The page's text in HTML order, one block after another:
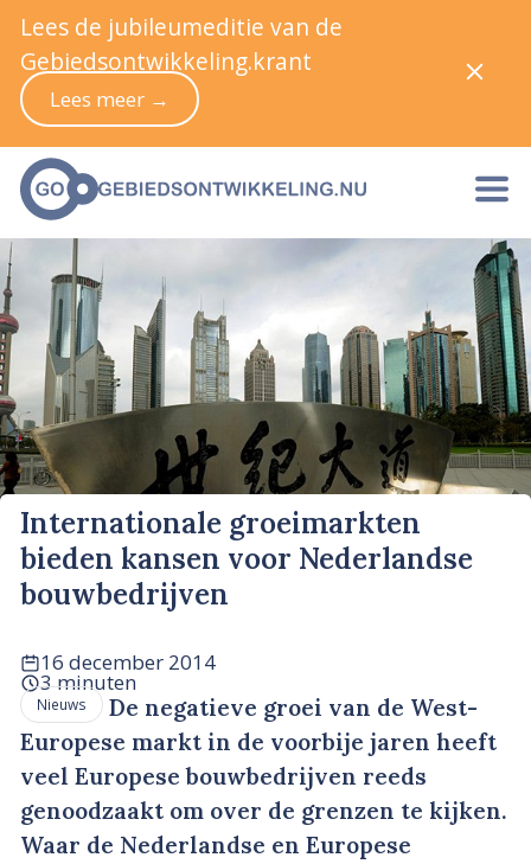
Internationale groeimarkten
bieden kansen voor Nederlandse
bouwbedrijven
16 december 2014
3 minuten
Nieuws
De negatieve groei van de West-
Europese markt in de voorbije jaren heeft
veel Europese bouwbedrijven reeds
genoodzaakt om over de grenzen te kijken.
Waar de Nederlandse en Europese
Lees de jubileumeditie van de
Gebiedsontwikkeling.krant
Lees meer →